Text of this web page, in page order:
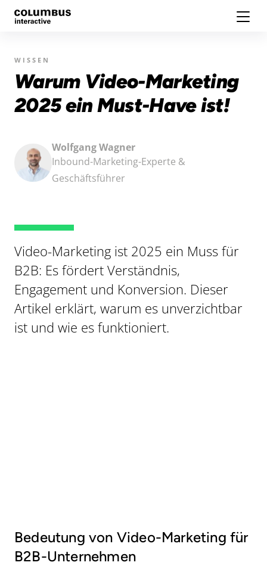
WISSEN
Warum Video-Marketing
2025 ein Must-Have ist!
Wolfgang Wagner
Inbound-Marketing-Experte &
Geschäftsführer
Video-Marketing ist 2025 ein Muss für
B2B: Es fördert Verständnis,
Engagement und Konversion. Dieser
Artikel erklärt, warum es unverzichtbar
ist und wie es funktioniert.
Bedeutung von Video-Marketing für
B2B-Unternehmen